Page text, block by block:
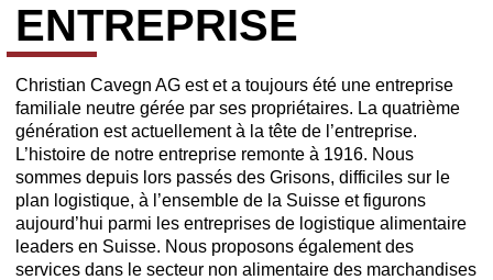
ENTRE­PRISE
Christian Cavegn AG est et a toujours été une entreprise
familiale neutre gérée par ses propriétaires. La quatrième
génération est actuellement à la tête de l’entreprise.
L’histoire de notre entreprise remonte à 1916. Nous
sommes depuis lors passés des Grisons, difficiles sur le
plan logistique, à l’ensemble de la Suisse et figurons
aujourd’hui parmi les entreprises de logistique alimentaire
leaders en Suisse. Nous proposons également des
services dans le secteur non alimentaire des marchandises